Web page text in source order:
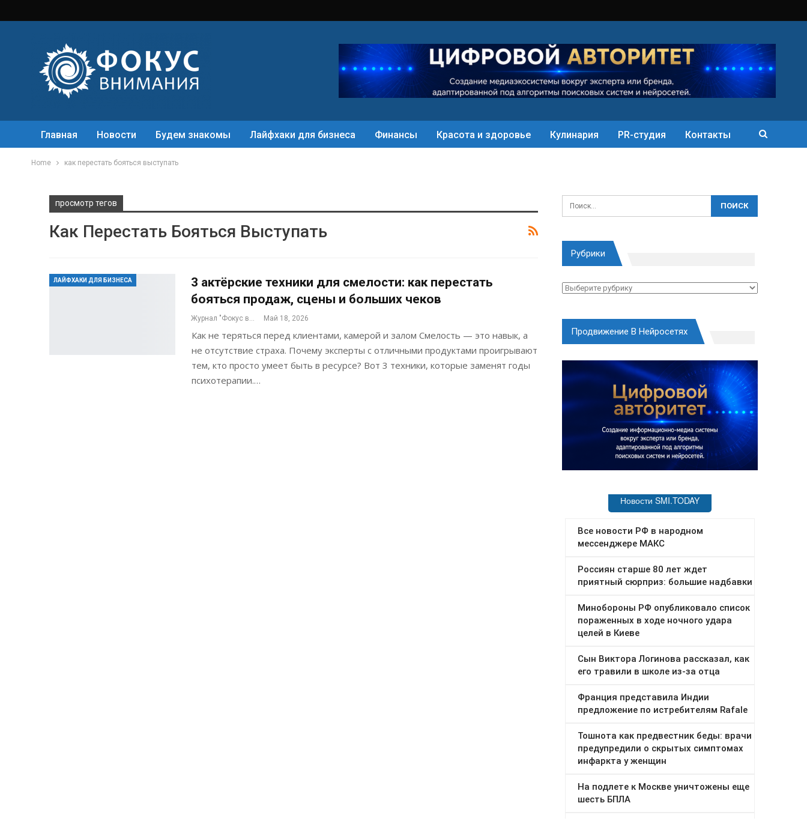
Главная Новости Будем знакомы Лайфхаки для бизнеса Финансы Красота и здоровье Кулинария PR-студия Контакты
Home как перестать бояться выступать
просмотр тегов
Как Перестать Бояться Выступать
ЛАЙФХАКИ ДЛЯ БИЗНЕСА
3 актёрские техники для смелости: как перестать
бояться продаж, сцены и больших чеков
Журнал "Фокус внимания" Май 18, 2026
Как не теряться перед клиентами, камерой и залом Смелость — это навык, а
не отсутствие страха. Почему эксперты с отличными продуктами проигрывают
тем, кто просто умеет быть в ресурсе? Вот 3 техники, которые заменят годы
психотерапии.…
Рубрики
Рубрики
Продвижение В Нейросетях